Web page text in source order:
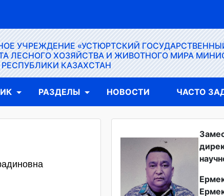
УЧРЕЖДЕНИЕ «УСТЮРТСКИЙ
ЛЕСНОГО ХОЗЯЙСТВА И ЖИВОТНОГО МИРА
КАЗАХСТАН
РАЗДЕЛЫ НОВОСТИ ЧАСТО